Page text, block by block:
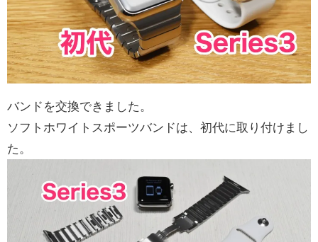
バンドを交換できました。
ソフトホワイトスポーツバンドは、初代に取り付けまし
た。